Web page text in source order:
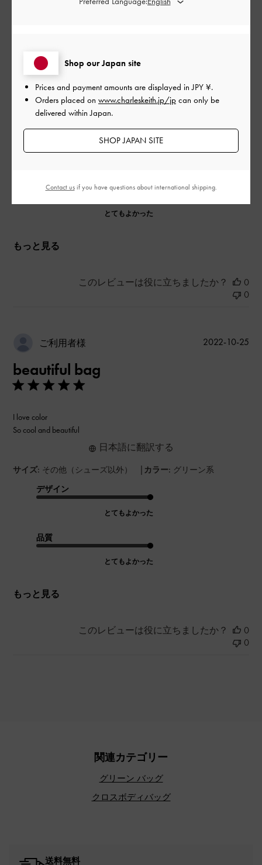
綺麗だ！^_^
ライトグリーン春っぽい感じです。めっちゃかわいい❤️
品質
とてもよかった
もっと見る
このレビューは役に立ちましたか？
0
0
ご利用者様
beautiful bag
I love color
So cool and beautiful
サイズ: その他（シューズ以外） | カラー: グリーン系
デザイン
とてもよかった
品質
とてもよかった
もっと見る
日本語に翻訳する
公
2022-10-25
このレビューは役に立ちましたか？
0
0
関連カテゴリー
グリーン バッグ
クロスボディバッグ
送料無料
Shop our Japan site
Prices and payment amounts are displayed inJPY ¥.
Orders placed on www.charleskeith.jp/jp can only be
delivered within Japan.
SHOP JAPAN SITE
Contact usif you have questions about international shipping.